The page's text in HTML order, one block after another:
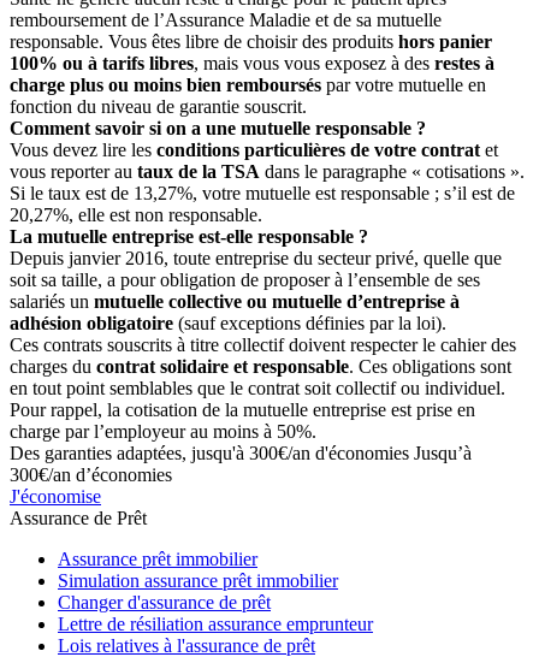
remboursement de l’Assurance Maladie et de sa mutuelle
responsable. Vous êtes libre de choisir des produits hors panier
100% ou à tarifs libres, mais vous vous exposez à des restes à
charge plus ou moins bien remboursés par votre mutuelle en
fonction du niveau de garantie souscrit.
Comment savoir si on a une mutuelle responsable ?
Vous devez lire les conditions particulières de votre contrat et
vous reporter au taux de la TSA dans le paragraphe « cotisations ».
Si le taux est de 13,27%, votre mutuelle est responsable ; s’il est de
20,27%, elle est non responsable.
La mutuelle entreprise est-elle responsable ?
Depuis janvier 2016, toute entreprise du secteur privé, quelle que
soit sa taille, a pour obligation de proposer à l’ensemble de ses
salariés un mutuelle collective ou mutuelle d’entreprise à
adhésion obligatoire (sauf exceptions définies par la loi).
Ces contrats souscrits à titre collectif doivent respecter le cahier des
charges du contrat solidaire et responsable. Ces obligations sont
en tout point semblables que le contrat soit collectif ou individuel.
Pour rappel, la cotisation de la mutuelle entreprise est prise en
charge par l’employeur au moins à 50%.
Des garanties adaptées, jusqu'à 300€/an d'économies Jusqu’à
300€/an d’économies
J'économise
Assurance de Prêt
Assurance prêt immobilier
Simulation assurance prêt immobilier
Changer d'assurance de prêt
Lettre de résiliation assurance emprunteur
Lois relatives à l'assurance de prêt